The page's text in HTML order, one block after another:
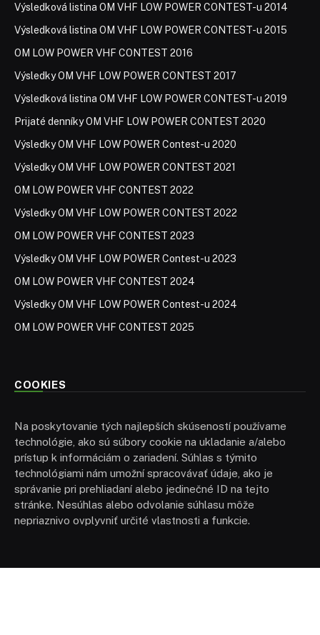
Výsledková listina OM VHF LOW POWER CONTEST-u 2014
Výsledková listina OM VHF LOW POWER CONTEST-u 2015
OM LOW POWER VHF CONTEST 2016
Výsledky OM VHF LOW POWER CONTEST 2017
Výsledková listina OM VHF LOW POWER CONTEST-u 2019
Prijaté denníky OM VHF LOW POWER CONTEST 2020
Výsledky OM VHF LOW POWER Contest-u 2020
Výsledky OM VHF LOW POWER CONTEST 2021
OM LOW POWER VHF CONTEST 2022
Výsledky OM VHF LOW POWER CONTEST 2022
OM LOW POWER VHF CONTEST 2023
Výsledky OM VHF LOW POWER Contest-u 2023
OM LOW POWER VHF CONTEST 2024
Výsledky OM VHF LOW POWER Contest-u 2024
OM LOW POWER VHF CONTEST 2025
COOKIES
Na poskytovanie tých najlepších skúseností používame
technológie, ako sú súbory cookie na ukladanie a/alebo
prístup k informáciám o zariadení. Súhlas s týmito
technológiami nám umožní spracovávať údaje, ako je
správanie pri prehliadaní alebo jedinečné ID na tejto
stránke. Nesúhlas alebo odvolanie súhlasu môže
nepriaznivo ovplyvniť určité vlastnosti a funkcie.